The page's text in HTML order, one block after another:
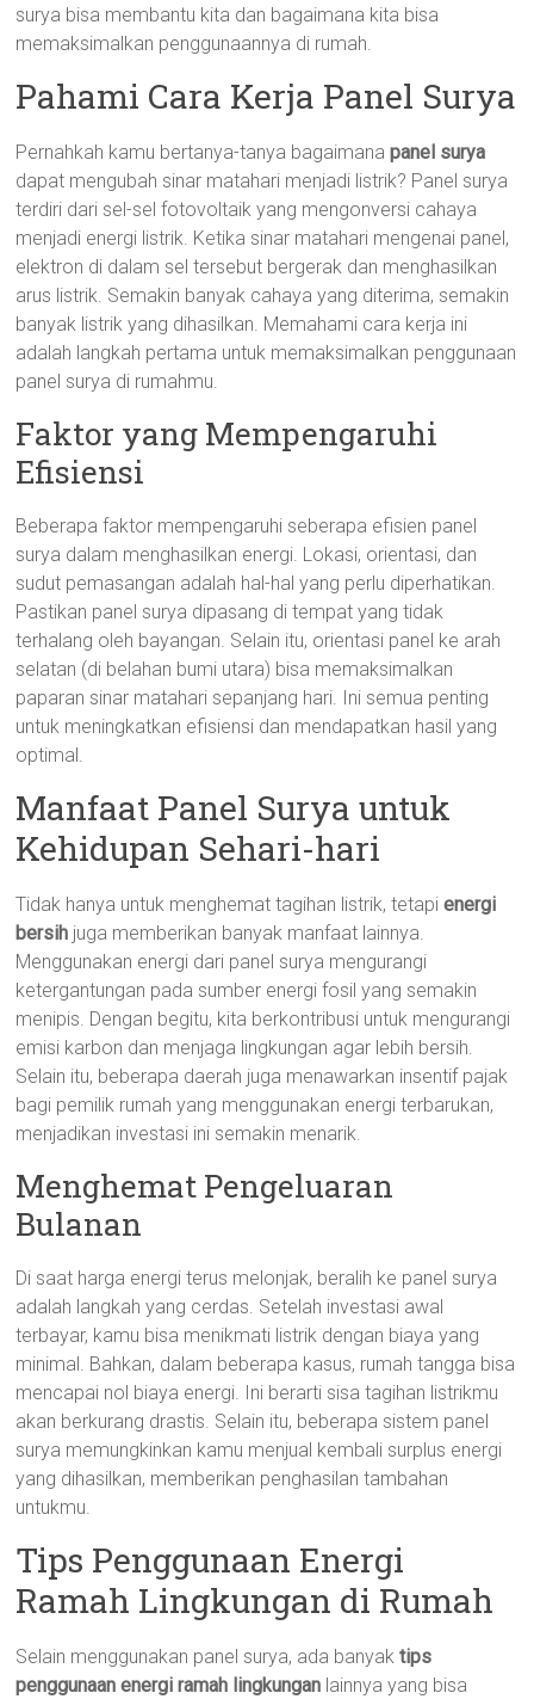
surya bisa membantu kita dan bagaimana kita bisa
memaksimalkan penggunaannya di rumah.
Pahami Cara Kerja Panel Surya
Pernahkah kamu bertanya-tanya bagaimanapanel surya
dapat mengubah sinar matahari menjadi listrik? Panel surya
terdiri dari sel-sel fotovoltaik yang mengonversi cahaya
menjadi energi listrik. Ketika sinar matahari mengenai panel,
elektron di dalam sel tersebut bergerak dan menghasilkan
arus listrik. Semakin banyak cahaya yang diterima, semakin
banyak listrik yang dihasilkan. Memahami cara kerja ini
adalah langkah pertama untuk memaksimalkan penggunaan
panel surya di rumahmu.
Faktor yang Mempengaruhi
Efisiensi
Beberapa faktor mempengaruhi seberapa efisien panel
surya dalam menghasilkan energi. Lokasi, orientasi, dan
sudut pemasangan adalah hal-hal yang perlu diperhatikan.
Pastikan panel surya dipasang di tempat yang tidak
terhalang oleh bayangan. Selain itu, orientasi panel ke arah
selatan (di belahan bumi utara) bisa memaksimalkan
paparan sinar matahari sepanjang hari. Ini semua penting
untuk meningkatkan efisiensi dan mendapatkan hasil yang
optimal.
Manfaat Panel Surya untuk
Kehidupan Sehari-hari
Tidak hanya untuk menghemat tagihan listrik, tetapienergi
bersih juga memberikan banyak manfaat lainnya.
Menggunakan energi dari panel surya mengurangi
ketergantungan pada sumber energi fosil yang semakin
menipis. Dengan begitu, kita berkontribusi untuk mengurangi
emisi karbon dan menjaga lingkungan agar lebih bersih.
Selain itu, beberapa daerah juga menawarkan insentif pajak
bagi pemilik rumah yang menggunakan energi terbarukan,
menjadikan investasi ini semakin menarik.
Menghemat Pengeluaran
Bulanan
Di saat harga energi terus melonjak, beralih ke panel surya
adalah langkah yang cerdas. Setelah investasi awal
terbayar, kamu bisa menikmati listrik dengan biaya yang
minimal. Bahkan, dalam beberapa kasus, rumah tangga bisa
mencapai nol biaya energi. Ini berarti sisa tagihan listrikmu
akan berkurang drastis. Selain itu, beberapa sistem panel
surya memungkinkan kamu menjual kembali surplus energi
yang dihasilkan, memberikan penghasilan tambahan
untukmu.
Tips Penggunaan Energi
Ramah Lingkungan di Rumah
Selain menggunakan panel surya, ada banyaktips
penggunaan energi ramah lingkungan lainnya yang bisa